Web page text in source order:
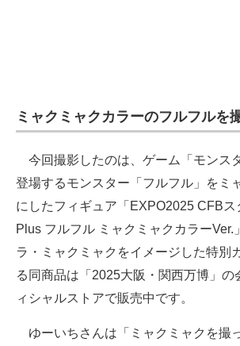
ミャクミャクカラーのフルフルを
今回撮影したのは、ゲーム「モンス
登場するモンスター「フルフル」をミ
にしたフィギュア「EXPO2025 CFB
Plus フルフル ミャクミャクカラーVer.
ラ・ミャクミャクをイメージした特別
る同商品は「2025大阪・関西万博」の
ィシャルストアで販売中です。
ゆーいちさんは「ミャクミャクを撮